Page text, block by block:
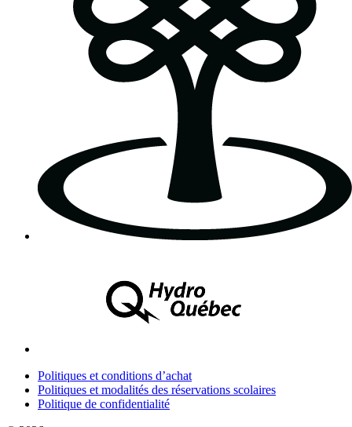
Politiques et conditions d’achat
Politiques et modalités des réservations scolaires
Politique de confidentialité